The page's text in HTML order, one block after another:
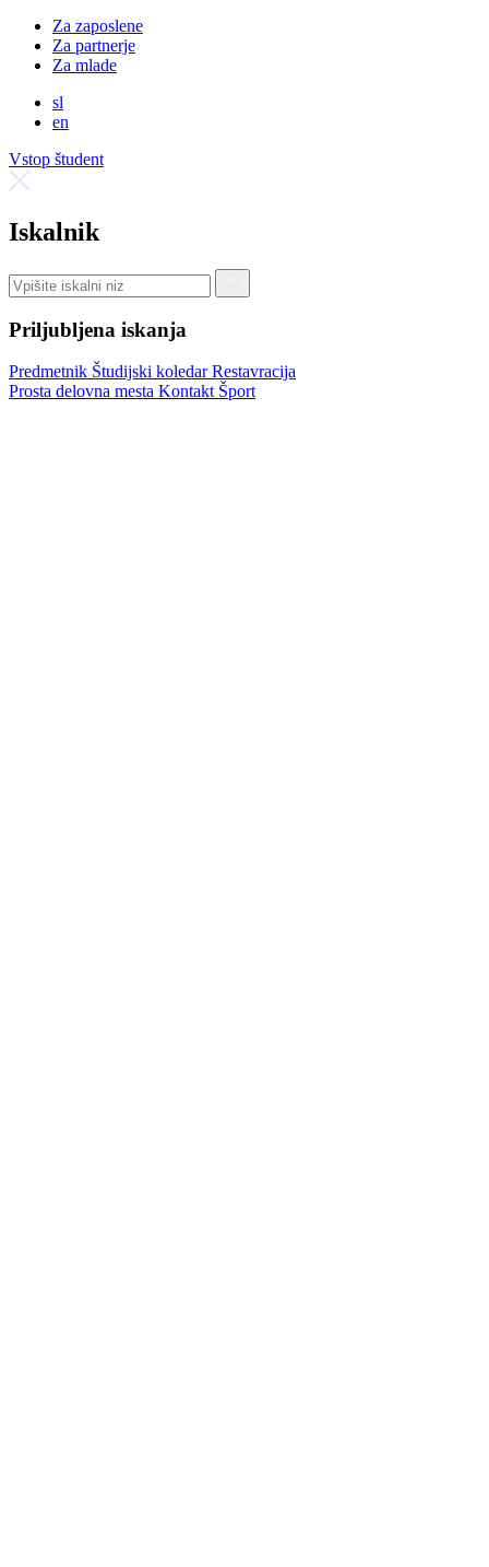
Za zaposlene
Za partnerje
Za mlade
sl
en
Vstop študent
Iskalnik
Priljubljena iskanja
Predmetnik Študijski koledarRestavracija
Prosta delovna mesta Kontakt Šport